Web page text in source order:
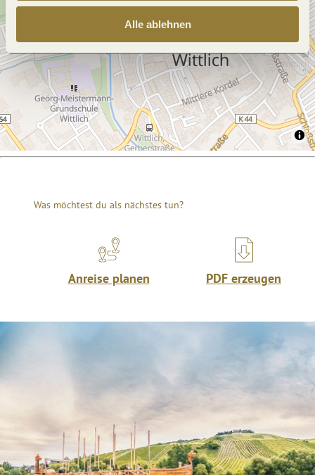
Alle ablehnen
Was möchtest du als nächstes tun?
Anreise planen PDF erzeugen